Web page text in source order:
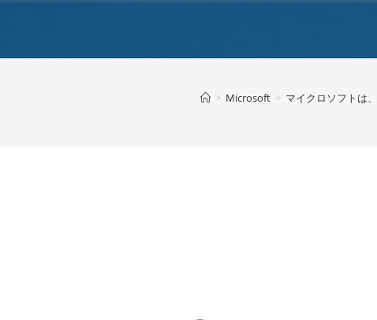
> Microsoft > マイクロソフトは